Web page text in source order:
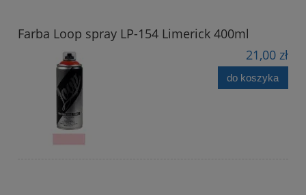
Farba Loop spray LP-154 Limerick 400ml
21,00 zł
do koszyka